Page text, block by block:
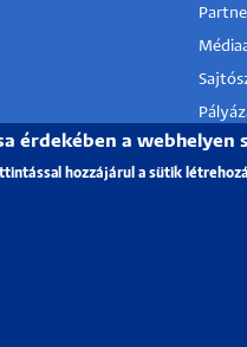
HRS4R
érdekében a webhelyen
hozzájárul a sütik